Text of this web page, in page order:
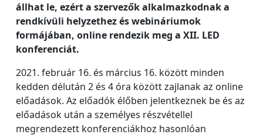
állhat le, ezért a szervezők alkalmazkodnak a
rendkívüli helyzethez és webináriumok
formájában, online rendezik meg a XII. LED
konferenciát.
2021. február 16. és március 16. között minden
kedden délután 2 és 4 óra között zajlanak az online
előadások. Az előadók élőben jelentkeznek be és az
előadások után a személyes részvétellel
megrendezett konferenciákhoz hasonlóan